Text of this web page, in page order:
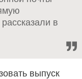
в
выпуск